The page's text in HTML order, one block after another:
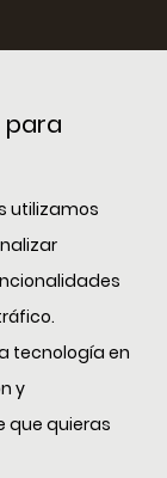
para
utilizamos
tecnología en
y
que quieras